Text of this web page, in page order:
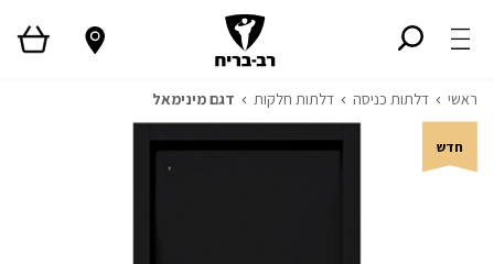
ראשי דלתות כניסה דלתות חלקות דגם מינימאל
חדש